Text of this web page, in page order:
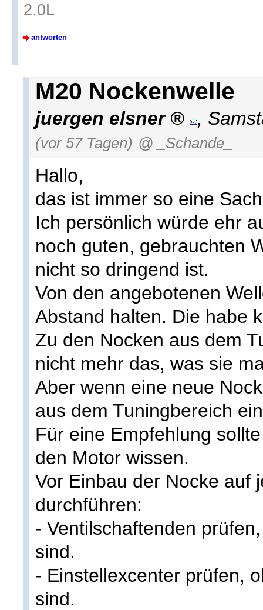
2.0L
antworten
M20 Nockenwelle
juergen elsner ,
(vor 57 Tagen) @ _Schande_
Hallo,
das ist immer so eine
Ich persönlich würde ehr
noch guten, gebrauchten
nicht so dringend ist.
Von den angebotenen
Abstand halten. Die habe
Zu den Nocken aus dem
nicht mehr das, was sie
Aber wenn eine neue
aus dem Tuningbereich
Für eine Empfehlung
den Motor wissen.
Vor Einbau der Nocke auf
durchführen:
- Ventilschaftenden
sind.
- Einstellexcenter prüfen,
sind.